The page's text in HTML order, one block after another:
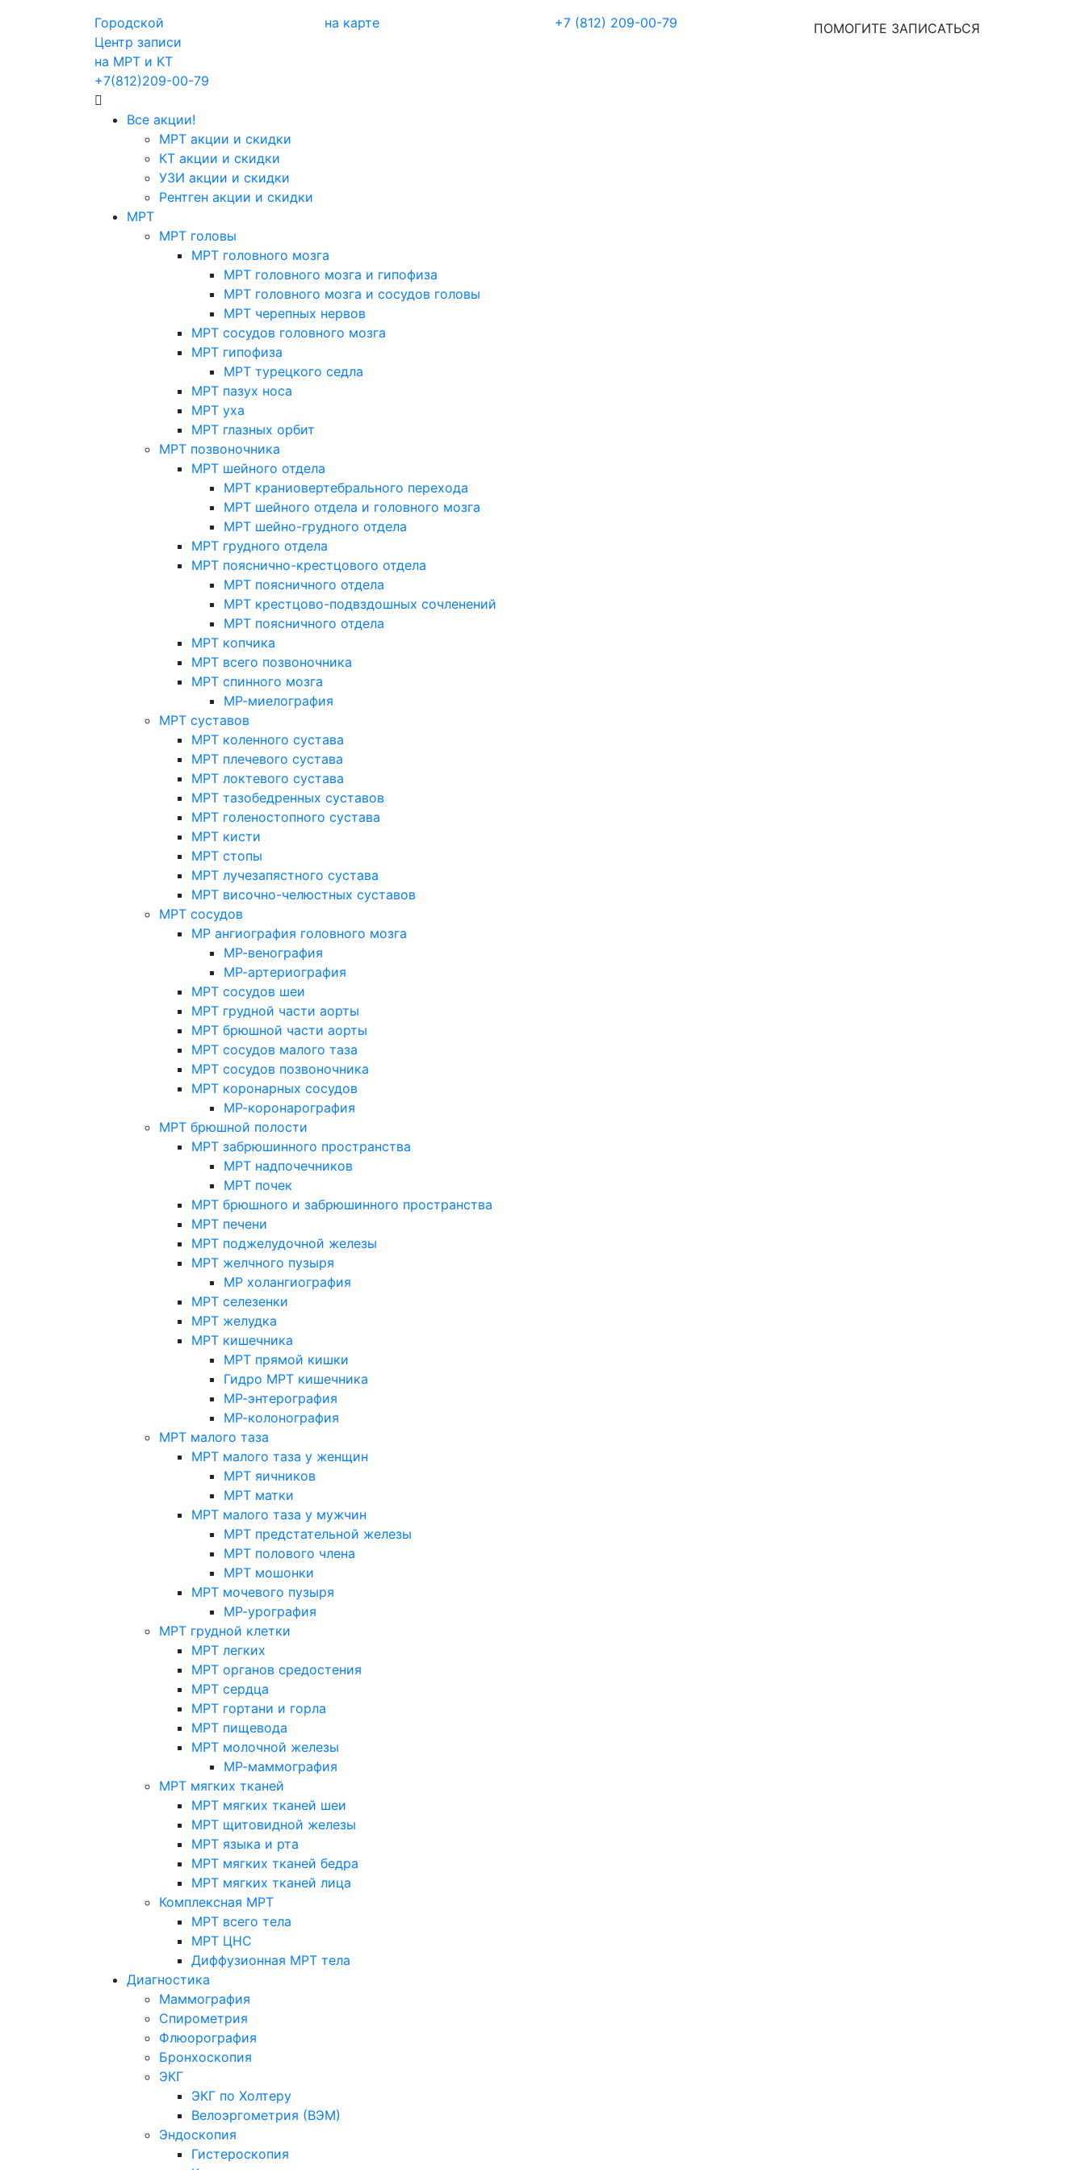
Городской
Центр записи
на МРТ и КТ
+7(812)209-00-79
на карте +7 (812) 209-00-79 ПОМОГИТЕ ЗАПИСАТЬСЯ
Все акции!
МРТ акции и скидки
КТ акции и скидки
УЗИ акции и скидки
Рентген акции и скидки
МРТ
МРТ головы
МРТ головного мозга
МРТ головного мозга и гипофиза
МРТ головного мозга и сосудов головы
МРТ черепных нервов
МРТ сосудов головного мозга
МРТ гипофиза
МРТ турецкого седла
МРТ пазух носа
МРТ уха
МРТ глазных орбит
МРТ позвоночника
МРТ шейного отдела
МРТ краниовертебрального перехода
МРТ шейного отдела и головного мозга
МРТ шейно-грудного отдела
МРТ грудного отдела
МРТ пояснично-крестцового отдела
МРТ поясничного отдела
МРТ крестцово-подвздошных сочленений
МРТ поясничного отдела
МРТ копчика
МРТ всего позвоночника
МРТ спинного мозга
МР-миелография
МРТ суставов
МРТ коленного сустава
МРТ плечевого сустава
МРТ локтевого сустава
МРТ тазобедренных суставов
МРТ голеностопного сустава
МРТ кисти
МРТ стопы
МРТ лучезапястного сустава
МРТ височно-челюстных суставов
МРТ сосудов
МР ангиография головного мозга
МР-венография
МР-артериография
МРТ сосудов шеи
МРТ грудной части аорты
МРТ брюшной части аорты
МРТ сосудов малого таза
МРТ сосудов позвоночника
МРТ коронарных сосудов
МР-коронарография
МРТ брюшной полости
МРТ забрюшинного пространства
МРТ надпочечников
МРТ почек
МРТ брюшного и забрюшинного пространства
МРТ печени
МРТ поджелудочной железы
МРТ желчного пузыря
МР холангиография
МРТ селезенки
МРТ желудка
МРТ кишечника
МРТ прямой кишки
Гидро МРТ кишечника
МР-энтерография
МР-колонография
МРТ малого таза
МРТ малого таза у женщин
МРТ яичников
МРТ матки
МРТ малого таза у мужчин
МРТ предстательной железы
МРТ полового члена
МРТ мошонки
МРТ мочевого пузыря
МР-урография
МРТ грудной клетки
МРТ легких
МРТ органов средостения
МРТ сердца
МРТ гортани и горла
МРТ пищевода
МРТ молочной железы
МР-маммография
МРТ мягких тканей
МРТ мягких тканей шеи
МРТ щитовидной железы
МРТ языка и рта
МРТ мягких тканей бедра
МРТ мягких тканей лица
Комплексная МРТ
МРТ всего тела
МРТ ЦНС
Диффузионная МРТ тела
Диагностика
Маммография
Спирометрия
Флюорография
Бронхоскопия
ЭКГ
ЭКГ по Холтеру
Велоэргометрия (ВЭМ)
Эндоскопия
Гистероскопия